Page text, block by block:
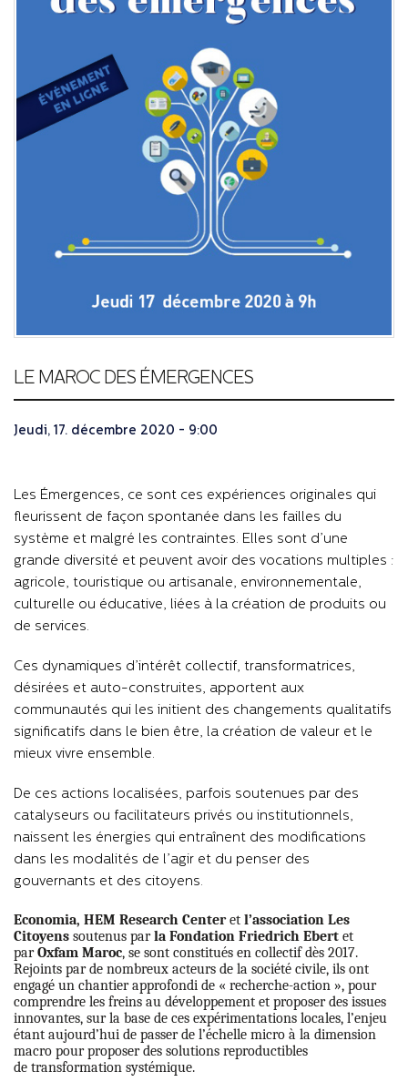
LE MAROC DES ÉMERGENCES
Jeudi, 17. décembre 2020 - 9:00
Les Émergences, ce sont ces expériences originales qui
fleurissent de façon spontanée dans les failles du
système et malgré les contraintes. Elles sont d’une
grande diversité et peuvent avoir des vocations multiples :
agricole, touristique ou artisanale, environnementale,
culturelle ou éducative, liées à la création de produits ou
de services.
Ces dynamiques d’intérêt collectif, transformatrices,
désirées et auto-construites, apportent aux
communautés qui les initient des changements qualitatifs
significatifs dans le bien être, la création de valeur et le
mieux vivre ensemble.
De ces actions localisées, parfois soutenues par des
catalyseurs ou facilitateurs privés ou institutionnels,
naissent les énergies qui entraînent des modifications
dans les modalités de l’agir et du penser des
gouvernants et des citoyens.
Economia, HEM Research Centeret l’association Les
Citoyens soutenus parla Fondation Friedrich Ebert et
parOxfam Maroc, se sont constitués en collectif dès 2017.
Rejoints par de nombreux acteurs de la société civile, ils ont
engagé un chantier approfondi de « recherche-action », pour
comprendre les freins au développement et proposer des issues
innovantes, sur la base de ces expérimentations locales, l’enjeu
étant aujourd’hui de passer de l’échelle micro à la dimension
macro pour proposer des solutions reproductibles
de transformation systémique.